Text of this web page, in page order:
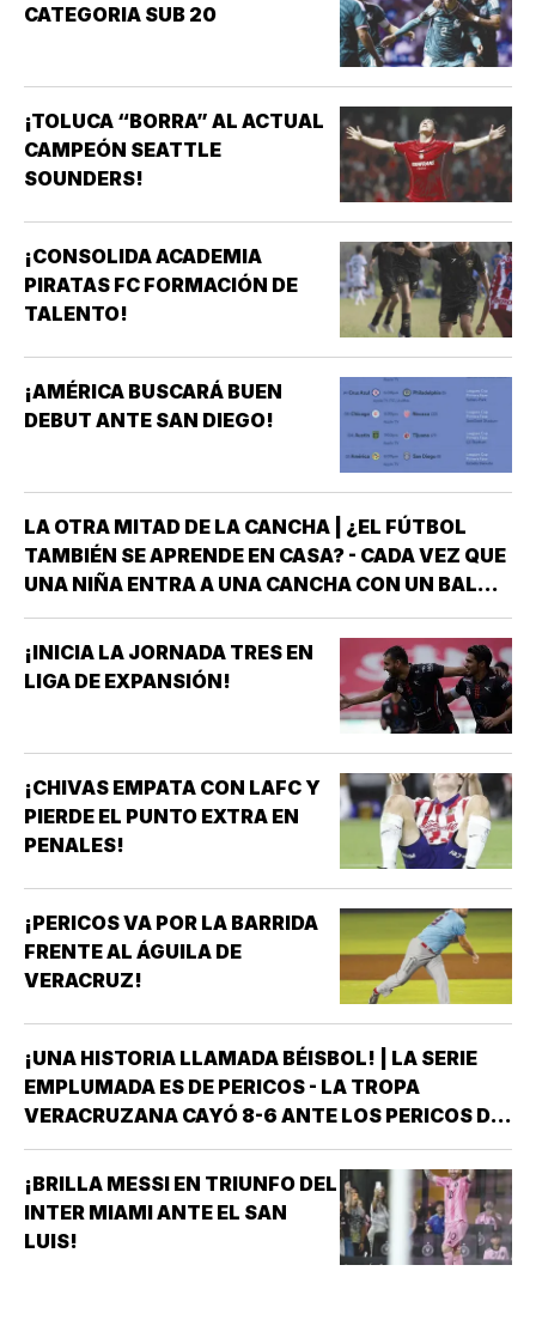
CATEGORIA SUB 20
¡TOLUCA “BORRA” AL ACTUAL
CAMPEÓN SEATTLE
SOUNDERS!
¡CONSOLIDA ACADEMIA
PIRATAS FC FORMACIÓN DE
TALENTO!
¡AMÉRICA BUSCARÁ BUEN
DEBUT ANTE SAN DIEGO!
LA OTRA MITAD DE LA CANCHA | ¿EL FÚTBOL
TAMBIÉN SE APRENDE EN CASA? - CADA VEZ QUE
UNA NIÑA ENTRA A UNA CANCHA CON UN BALÓN
BAJO EL BRAZO, NO LLEGA SOLA *DETRÁS DE
ELLA SIEMPRE HAY ALGUIEN QUE LA LLEVÓ AL
ENTRENAMIENTO, QUE HIZO EL ESFUERZO…
¡INICIA LA JORNADA TRES EN
LIGA DE EXPANSIÓN!
¡CHIVAS EMPATA CON LAFC Y
PIERDE EL PUNTO EXTRA EN
PENALES!
¡PERICOS VA POR LA BARRIDA
FRENTE AL ÁGUILA DE
VERACRUZ!
¡UNA HISTORIA LLAMADA BÉISBOL! | LA SERIE
EMPLUMADA ES DE PERICOS - LA TROPA
VERACRUZANA CAYÓ 8-6 ANTE LOS PERICOS DE
PUEBLA EN EL SEGUNDO JUEGO DE LA ÚLTIMA
SERIE DE LA TEMPORADA REGULAR EN EL
ESTADIO HERMANOS SERDÁN, CON LO QUE LOS
POBLANOS…
¡BRILLA MESSI EN TRIUNFO DEL
INTER MIAMI ANTE EL SAN
LUIS!